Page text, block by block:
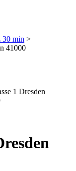
min >
41000